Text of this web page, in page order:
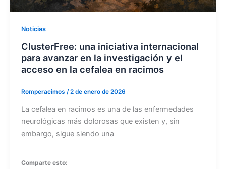
Noticias
ClusterFree: una iniciativa internacional
para avanzar en la investigación y el
acceso en la cefalea en racimos
Romperacimos /2 de enero de 2026
La cefalea en racimos es una de las enfermedades
neurológicas más dolorosas que existen y, sin
embargo, sigue siendo una
Comparte esto: